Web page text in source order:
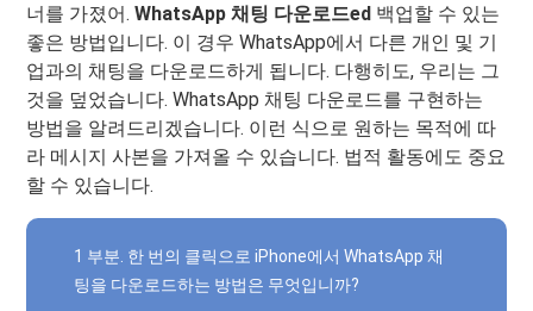
너를 가졌어.WhatsApp 채팅 다운로드ed 백업할 수 있는
좋은 방법입니다. 이 경우 WhatsApp에서 다른 개인 및 기
업과의 채팅을 다운로드하게 됩니다. 다행히도, 우리는 그
것을 덮었습니다. WhatsApp 채팅 다운로드를 구현하는
방법을 알려드리겠습니다. 이런 식으로 원하는 목적에 따
라 메시지 사본을 가져올 수 있습니다. 법적 활동에도 중요
할 수 있습니다.
1 부분. 한 번의 클릭으로 iPhone에서 WhatsApp 채
팅을 다운로드하는 방법은 무엇입니까?